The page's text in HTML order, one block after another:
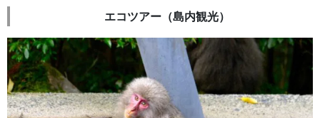
エコツアー（島内観光）